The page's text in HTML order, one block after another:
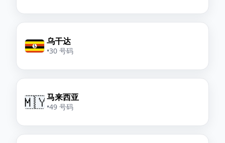
乌干达
•30 号码
🇲🇾马来西亚
•49 号码